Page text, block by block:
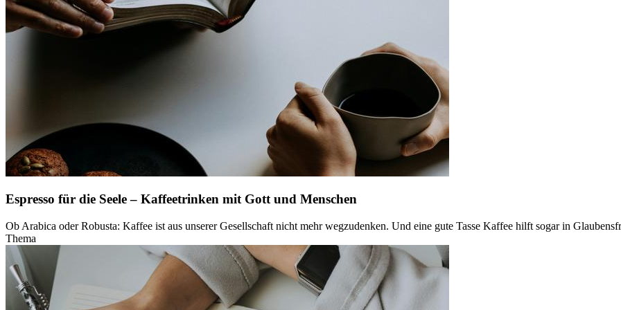
Espresso für die Seele – Kaffeetrinken mit Gott und Menschen
Ob Arabica oder Robusta: Kaffee ist aus unserer Gesellschaft nicht mehr wegzudenken. Und eine gute Tasse Kaffee hilft sogar in
Thema